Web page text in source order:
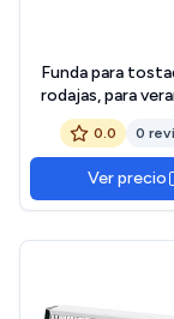
Funda para
rodajas, para
camping,
tostador, con
cocina,
pequeños y
0.0 0
Ver precio